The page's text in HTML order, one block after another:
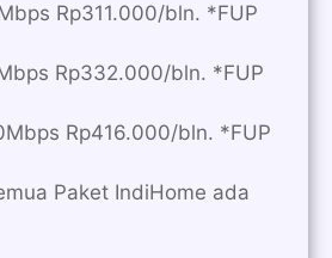
Rp311.000/bln. *FUP
Rp332.000/bln. *FUP
Rp416.000/bln. *FUP
Paket IndiHome ada